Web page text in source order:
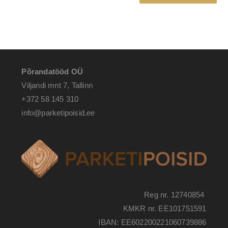
Põrandatööd OÜ
Viljandi mnt 7, Tallinn
+372 58 145 310
info@parketipoisid.ee
Reg nr. 12740854
KMKR nr. EE101751591
IBAN: EE602200221060739886